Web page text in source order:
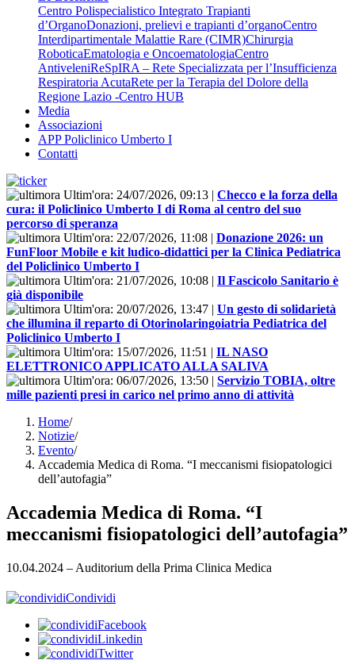
Centro Polispecialistico Integrato Trapianti
d’OrganoDonazioni, prelievi e trapianti d’organoCentro
Interdipartimentale Malattie Rare (CIMR)Chirurgia
RoboticaEmatologia e OncoematologiaCentro
AntiveleniReSpIRA – Rete Specializzata per l’Insufficienza
Respiratoria AcutaRete per la Terapia del Dolore della
Regione Lazio -Centro HUB
Media
Associazioni
APP Policlinico Umberto I
Contatti
Ultim'ora: 24/07/2026, 09:13 | Checco e la forza della
cura: il Policlinico Umberto I di Roma al centro del suo
percorso di speranza
Ultim'ora: 22/07/2026, 11:08 | Donazione 2026: un
FunFloor Mobile e kit ludico-didattici per la Clinica Pediatrica
del Policlinico Umberto I
Ultim'ora: 21/07/2026, 10:08 | Il Fascicolo Sanitario è
già disponibile
Ultim'ora: 20/07/2026, 13:47 | Un gesto di solidarietà
che illumina il reparto di Otorinolaringoiatria Pediatrica del
Policlinico Umberto I
Ultim'ora: 15/07/2026, 11:51 | IL NASO
ELETTRONICO APPLICATO ALLA SALIVA
Ultim'ora: 06/07/2026, 13:50 | Servizio TOBIA, oltre
mille pazienti presi in carico nel primo anno di attività
Home/
Notizie/
Evento/
Accademia Medica di Roma. “I meccanismi fisiopatologici
dell’autofagia”
Accademia Medica di Roma. “I
meccanismi fisiopatologici dell’autofagia”
10.04.2024 – Auditorium della Prima Clinica Medica
Condividi
Facebook
Linkedin
Twitter